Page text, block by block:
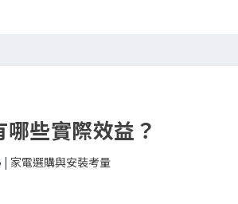
些實際效益？
| 家電選購與安裝考量